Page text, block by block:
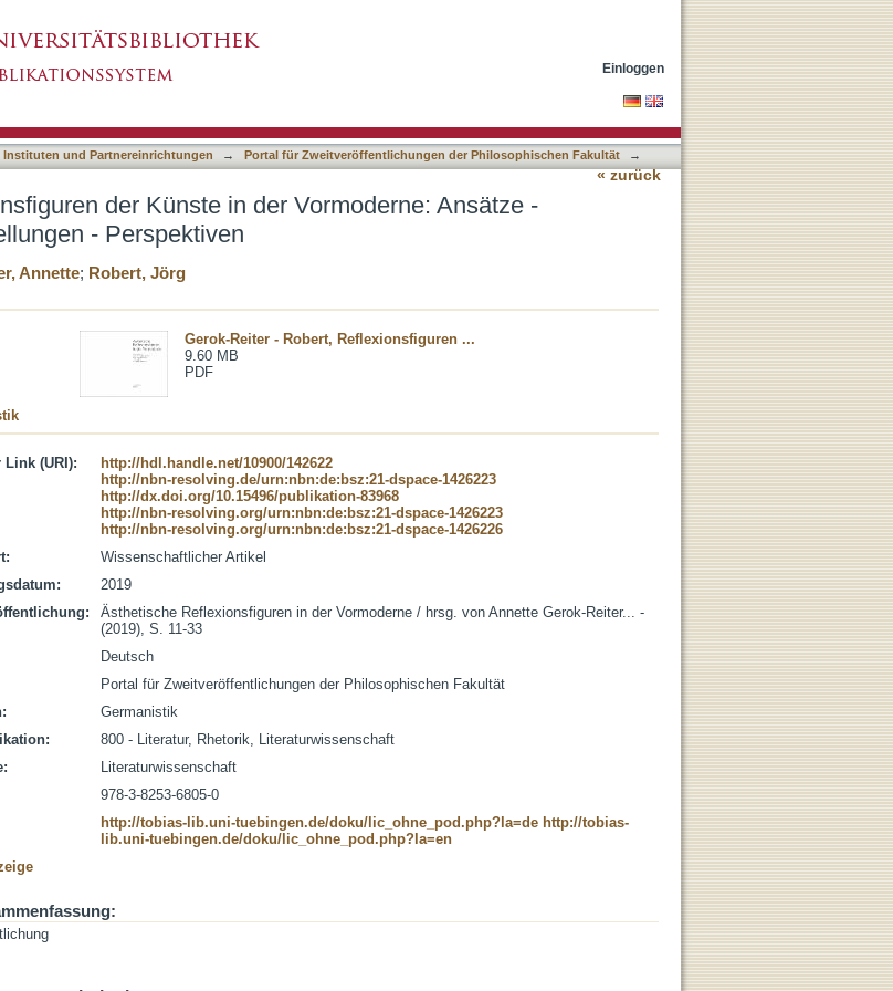
Einloggen
Instituten und Partnereinrichtungen → Portal für Zweitveröffentlichungen der Philosophischen Fakultät
→
« zurück
der Künste in der Vormoderne: Ansätze -
- Perspektiven
Annette; Robert, Jörg
Gerok-Reiter - Robert, Reflexionsfiguren ...
9.60 MB
PDF
(URI):
http://hdl.handle.net/10900/142622
http://nbn-resolving.de/urn:nbn:de:bsz:21-dspace-1426223
http://dx.doi.org/10.15496/publikation-83968
http://nbn-resolving.org/urn:nbn:de:bsz:21-dspace-1426223
http://nbn-resolving.org/urn:nbn:de:bsz:21-dspace-1426226
Wissenschaftlicher Artikel
2019
Ästhetische Reflexionsfiguren in der Vormoderne / hrsg. von Annette Gerok-Reiter... -
(2019), S. 11-33
Deutsch
Portal für Zweitveröffentlichungen der Philosophischen Fakultät
Germanistik
800 - Literatur, Rhetorik, Literaturwissenschaft
Literaturwissenschaft
978-3-8253-6805-0
http://tobias-lib.uni-tuebingen.de/doku/lic_ohne_pod.php?la=de http://tobias-
lib.uni-tuebingen.de/doku/lic_ohne_pod.php?la=en